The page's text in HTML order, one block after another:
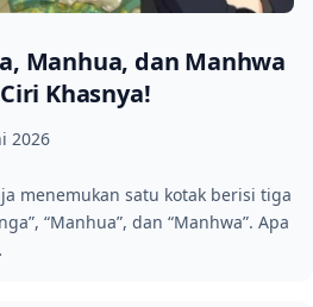
Manhua, dan Manhwa
Khasnya!
2026
menemukan satu kotak berisi tiga
“Manhua”, dan “Manhwa”. Apa